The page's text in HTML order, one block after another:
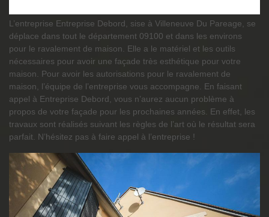
L’entreprise Entreprise Debord, sise à Villeneuve Du Pareage, se
déplace dans tout le département 09100 et dans les environs
pour le ravalement de maison. Elle a le matériel et les outils
nécessaires pour avoir une façade très esthétique pour votre
maison. Pour avoir les autorisations pour le ravalement de
maison, l’équipe de l’entreprise vous accompagne. En faisant
appel à Entreprise Debord, vous n’aurez aucun problème à
propos de votre façade pour les prochaines années. En effet, les
travaux sont réalisés suivant les règles de l’art où le résultat sera
parfait. N’hésitez pas à faire appel à l’entreprise !